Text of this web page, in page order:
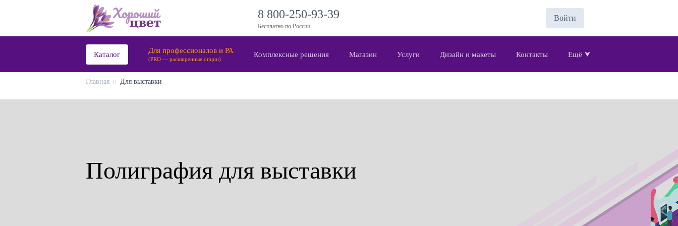
8 800-250-93-39
Бесплатно по России
Войти
Каталог Для профессионалов и РА
(PRO — расширенные опции)
Комплексные решения Магазин Услуги Дизайн и макеты Контакты Ещё ⮟
Главная Для выставки
Полиграфия для выставки